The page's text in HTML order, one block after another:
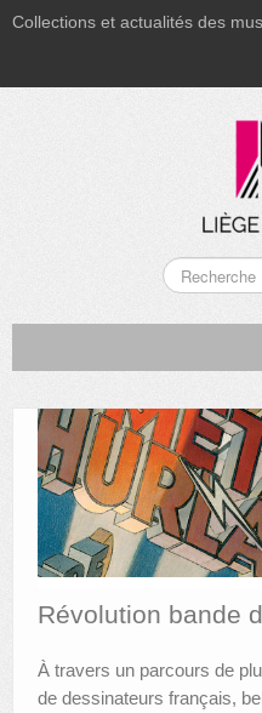
Collections et actualités des
MUSÉE GRÉTRY
MUSÉE DU LUMINAIRE
FONDS PATRIMONIAUX
PUBLICATIONS
Révolution bande
À travers un parcours de
de dessinateurs français,